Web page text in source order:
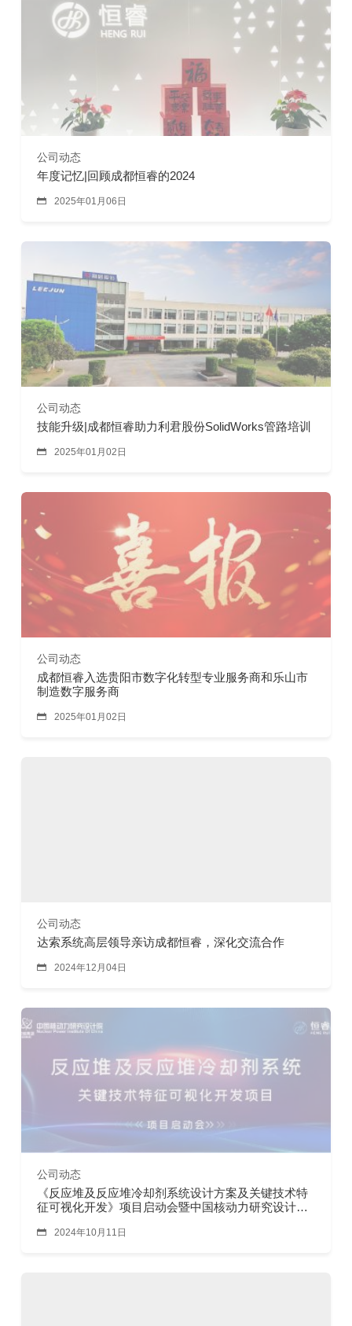
公司动态
年度记忆|回顾成都恒睿的2024
 2025年01月06日
公司动态
技能升级|成都恒睿助力利君股份SolidWorks管路培训
 2025年01月02日
公司动态
成都恒睿入选贵阳市数字化转型专业服务商和乐山市
制造数字服务商
 2025年01月02日
公司动态
达索系统高层领导亲访成都恒睿，深化交流合作
 2024年12月04日
公司动态
《反应堆及反应堆冷却剂系统设计方案及关键技术特
征可视化开发》项目启动会暨中国核动力研究设计院
 2024年10月11日